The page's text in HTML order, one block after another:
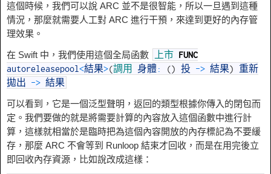
這個時候，我們可以說 ARC 並不是很智能，所以一旦遇到這種
情況，那麼就需要人工對 ARC 進行干預，來達到更好的內存管
理效果。
在 Swift 中，我們使用這個全局函數 上市 FUNC
autoreleasepool <結果>(調用 身體: () 投 -> 結果)
重新
拋出
-> 結果
可以看到，它是一個泛型聲明，返回的類型根據你傳入的閉包而
定。我們要做的就是將需要計算的內容放入這個函數中進行計
算，這樣就相當於是臨時把為這個內容開放的內存標記為不要緩
存，那麼 ARC 不會等到 Runloop 結束才回收，而是在用完後立
即回收內存資源，比如說改成這樣：